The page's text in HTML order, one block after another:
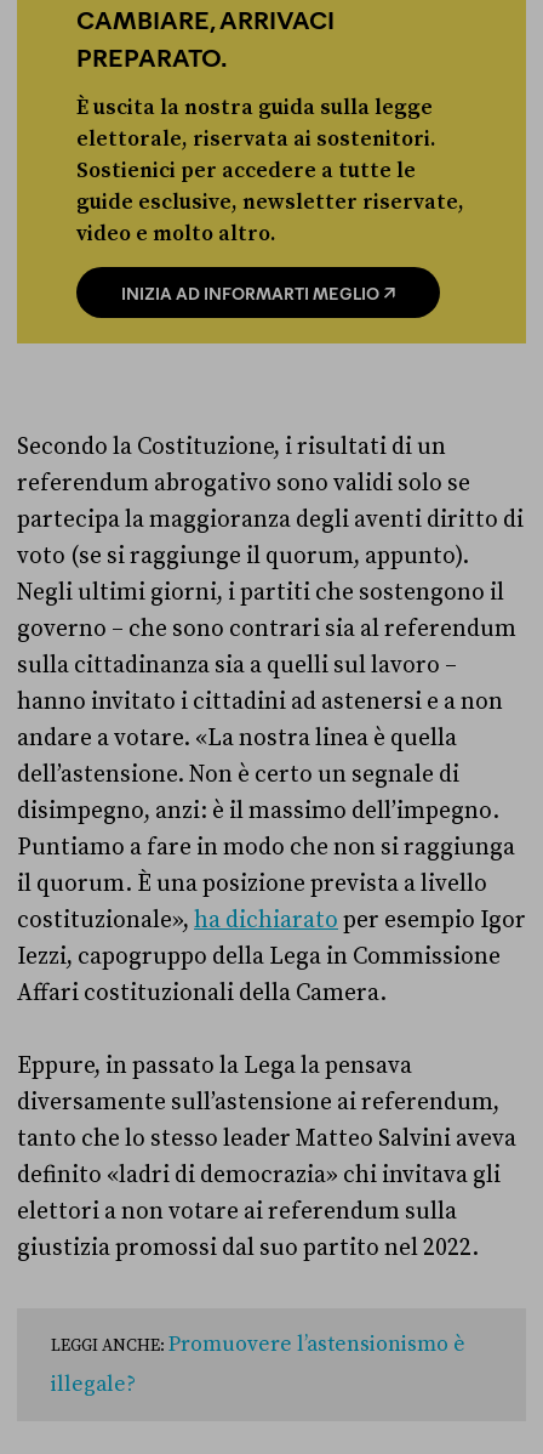
CAMBIARE, ARRIVACI
PREPARATO.
È uscita la nostra guida sulla legge
elettorale, riservata ai sostenitori.
Sostienici per accedere a tutte le
guide esclusive, newsletter riservate,
video e molto altro.
INIZIA AD INFORMARTI MEGLIO
Secondo la Costituzione, i risultati di un
referendum abrogativo sono validi solo se
partecipa la maggioranza degli aventi diritto di
voto (se si raggiunge il quorum, appunto).
Negli ultimi giorni, i partiti che sostengono il
governo – che sono contrari sia al referendum
sulla cittadinanza sia a quelli sul lavoro –
hanno invitato i cittadini ad astenersi e a non
andare a votare. «La nostra linea è quella
dell’astensione. Non è certo un segnale di
disimpegno, anzi: è il massimo dell’impegno.
Puntiamo a fare in modo che non si raggiunga
il quorum. È una posizione prevista a livello
costituzionale», ha dichiarato per esempio Igor
Iezzi, capogruppo della Lega in Commissione
Affari costituzionali della Camera.
Eppure, in passato la Lega la pensava
diversamente sull’astensione ai referendum,
tanto che lo stesso leader Matteo Salvini aveva
definito «ladri di democrazia» chi invitava gli
elettori a non votare ai referendum sulla
giustizia promossi dal suo partito nel 2022.
LEGGI ANCHE: Promuovere l’astensionismo è
illegale?